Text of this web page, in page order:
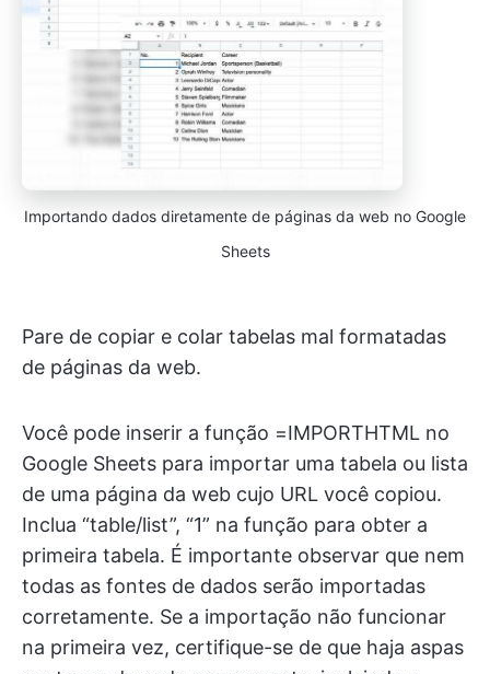
Importando dados diretamente de páginas da web no Google
Sheets
Pare de copiar e colar tabelas mal formatadas
de páginas da web.
Você pode inserir a função =IMPORTHTML no
Google Sheets para importar uma tabela ou lista
de uma página da web cujo URL você copiou.
Inclua “table/list”, “1” na função para obter a
primeira tabela. É importante observar que nem
todas as fontes de dados serão importadas
corretamente. Se a importação não funcionar
na primeira vez, certifique-se de que haja aspas